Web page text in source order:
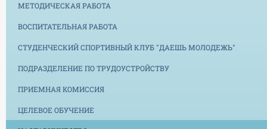
МЕТОДИЧЕСКАЯ РАБОТА
ВОСПИТАТЕЛЬНАЯ РАБОТА
СТУДЕНЧЕСКИЙ СПОРТИВНЫЙ КЛУБ "ДАЕШЬ МОЛОДЕЖЬ"
ПОДРАЗДЕЛЕНИЕ ПО ТРУДОУСТРОЙСТВУ
ПРИЕМНАЯ КОМИССИЯ
ЦЕЛЕВОЕ ОБУЧЕНИЕ